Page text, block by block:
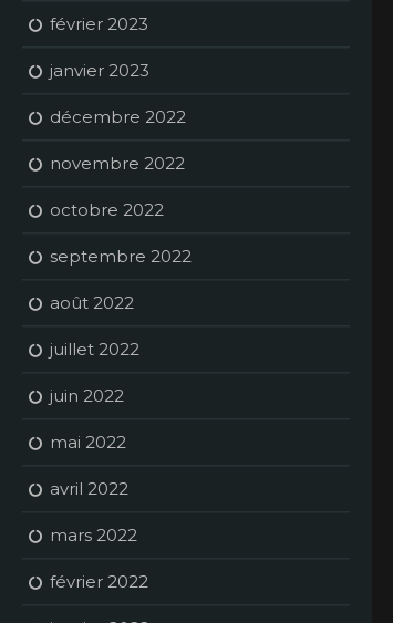
février 2023
janvier 2023
décembre 2022
novembre 2022
octobre 2022
septembre 2022
août 2022
juillet 2022
juin 2022
mai 2022
avril 2022
mars 2022
février 2022